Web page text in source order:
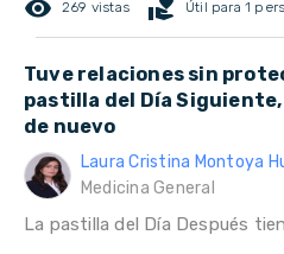
remove_red_eye 269 vistas volunteer_activism Útil para 1
Tuve relaciones sin
pastilla del Día
de nuevo
Laura Cristina Montoya
Medicina General
La pastilla del Día Después